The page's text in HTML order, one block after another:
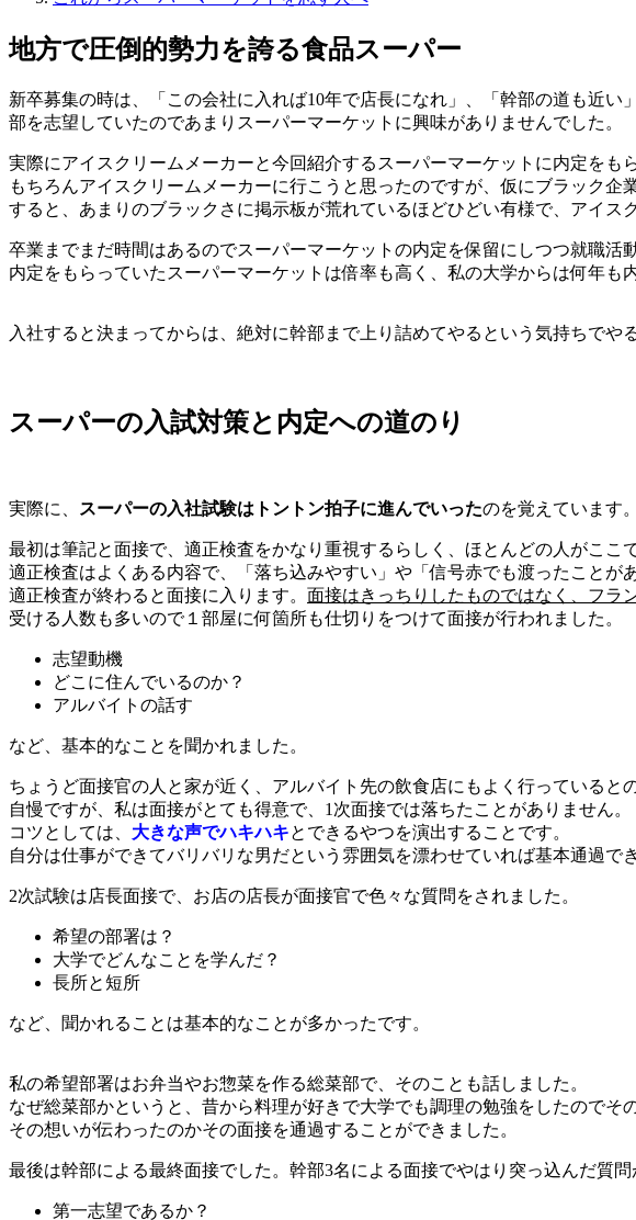
地方で圧倒的勢力を誇る食品スーパー
新卒募集の時は、「この会社に入れば10年で店長になれ」、「幹部の道も近
部を志望していたのであまりスーパーマーケットに興味がありませんでした。
実際にアイスクリームメーカーと今回紹介するスーパーマーケットに内定をも
もちろんアイスクリームメーカーに行こうと思ったのですが、仮にブラック
すると、あまりのブラックさに掲示板が荒れているほどひどい有様で、アイス
卒業までまだ時間はあるのでスーパーマーケットの内定を保留にしつつ就職
内定をもらっていたスーパーマーケットは倍率も高く、私の大学からは何年
入社すると決まってからは、絶対に幹部まで上り詰めてやるという気持ちでや
スーパーの入試対策と内定への道のり
実際に、 スーパーの入社試験はトントン拍子に進んでいったのを覚えています。
最初は筆記と面接で、適正検査をかなり重視するらしく、ほとんどの人がここ
適正検査はよくある内容で、「落ち込みやすい」や「信号赤でも渡ったことが
適正検査が終わると面接に入ります。 面接はきっちりしたものではなく、フラ
受ける人数も多いので１部屋に何箇所も仕切りをつけて面接が行われました。
志望動機
どこに住んでいるのか？
アルバイトの話す
など、基本的なことを聞かれました。
ちょうど面接官の人と家が近く、アルバイト先の飲食店にもよく行っていると
自慢ですが、私は面接がとても得意で、1次面接では落ちたことがありません。
コツとしては、 大きな声でハキハキとできるやつを演出することです。
自分は仕事ができてバリバリな男だという雰囲気を漂わせていれば基本通過
2次試験は店長面接で、お店の店長が面接官で色々な質問をされました。
希望の部署は？
大学でどんなことを学んだ？
長所と短所
など、聞かれることは基本的なことが多かったです。
私の希望部署はお弁当やお惣菜を作る総菜部で、そのことも話しました。
なぜ総菜部かというと、昔から料理が好きで大学でも調理の勉強をしたのでそ
その想いが伝わったのかその面接を通過することができました。
最後は幹部による最終面接でした。幹部3名による面接でやはり突っ込んだ質問
第一志望であるか？